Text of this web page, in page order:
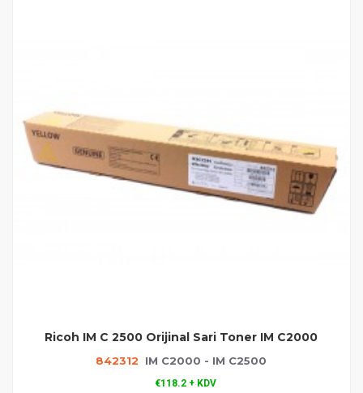
842312 IM C2000 - IM C2500
Ricoh IM C 2500 Orijinal Sari Toner IM C2000
€118.2 + KDV